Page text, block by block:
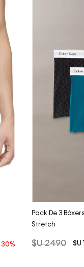
30%
Pack De 3
Stretch
$U 2490 $U